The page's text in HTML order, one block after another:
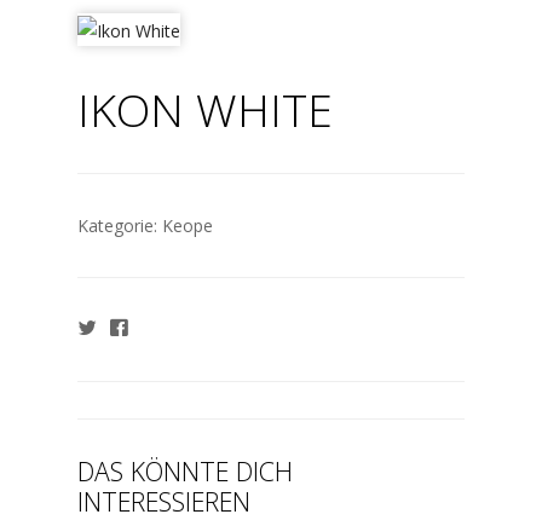
IKON WHITE
Kategorie: Keope
DAS KÖNNTE DICH
INTERESSIEREN